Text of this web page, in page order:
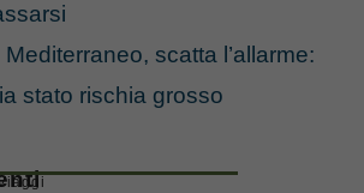
scatta l’allarme:
stato rischia grosso